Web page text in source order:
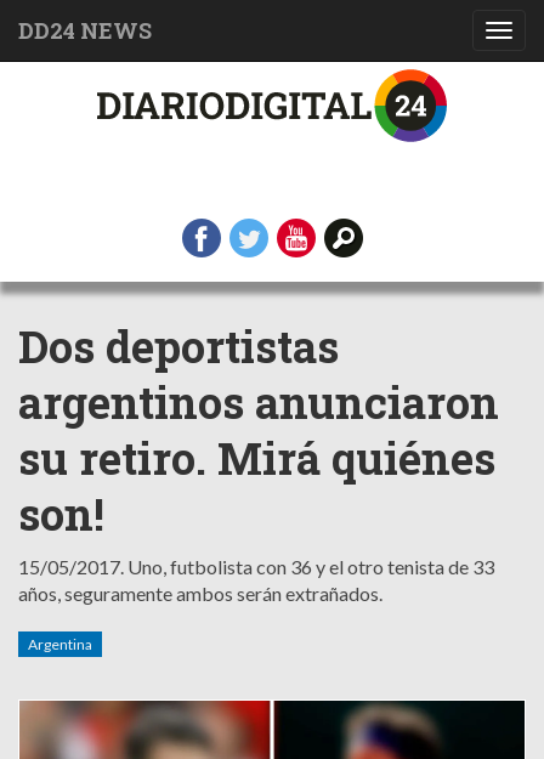
DD24 NEWS
Dos deportistas
argentinos anunciaron
su retiro. Mirá quiénes
son!
15/05/2017. Uno, futbolista con 36 y el otro tenista de 33
años, seguramente ambos serán extrañados.
Argentina